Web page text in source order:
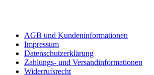
AGB und Kundeninformationen
Impressum
Datenschutzerklärung
Zahlungs- und Versandinformationen
Widerrufsrecht